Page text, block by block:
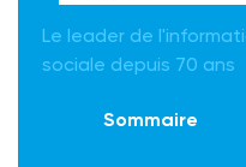
Le leader de
sociale depuis 70 ans
Sommaire